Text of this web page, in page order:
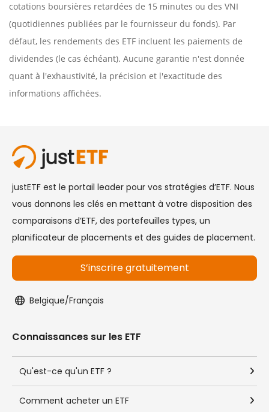
cotations boursières retardées de 15 minutes ou des VNI
(quotidiennes publiées par le fournisseur du fonds). Par
défaut, les rendements des ETF incluent les paiements de
dividendes (le cas échéant). Aucune garantie n'est donnée
quant à l'exhaustivité, la précision et l'exactitude des
informations affichées.